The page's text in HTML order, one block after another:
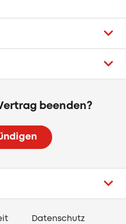
beenden?
Datenschutz